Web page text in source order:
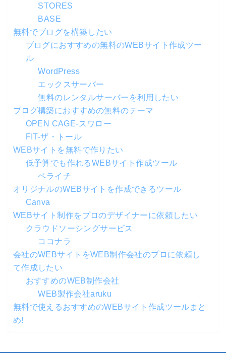
STORES
BASE
無料でブログを構築したい
ブログにおすすめの無料のWEBサイト作成ツー
ル
WordPress
エックスサーバー
無料のレンタルサーバーを利用したい
ブログ構築におすすめの無料のテーマ
OPEN CAGE-スワロー
FIT-ザ・トール
WEBサイトを無料で作りたい
低予算でも作れるWEBサイト作成ツール
ペライチ
オリジナルのWEBサイトを作成できるツール
Canva
WEBサイト制作をプロのデザイナーに依頼したい
クラウドソーシングサービス
ココナラ
会社のWEBサイトをWEB制作会社のプロに依頼し
て作成したい
おすすめのWEB制作会社
WEB製作会社aruku
無料で使えるおすすめのWEBサイト作成ツールまと
め!